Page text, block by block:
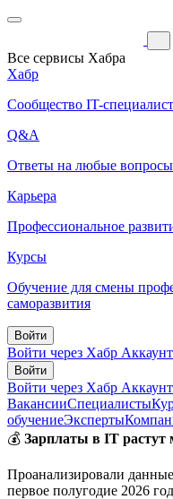
Все сервисы Хабра
Хабр
Сообщество IT-
Q&A
Ответы на любые
Карьера
Профессиональное
Курсы
Обучение для смены
саморазвития
Войти
Войти через Хабр Аккаунт
Войти
Войти через Хабр Аккаунт
ВакансииСпециалисты
обучениеЭксперты
💰 Зарплаты в IT растут
Проанализировали данные
первое полугодие 2026